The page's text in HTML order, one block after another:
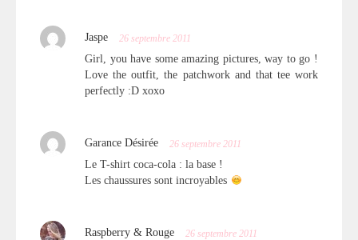
Jaspe 26 septembre 2011
Girl, you have some amazing pictures, way to go !
Love the outfit, the patchwork and that tee work
perfectly :D xoxo
Garance Désirée 26 septembre 2011
Le T-shirt coca-cola : la base !
Les chaussures sont incroyables
Raspberry & Rouge 26 septembre 2011